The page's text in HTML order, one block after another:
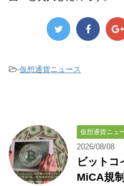
-仮想通貨ニュース
仮想通貨ニュ
2026/08/08
ビットコ
MiCA規